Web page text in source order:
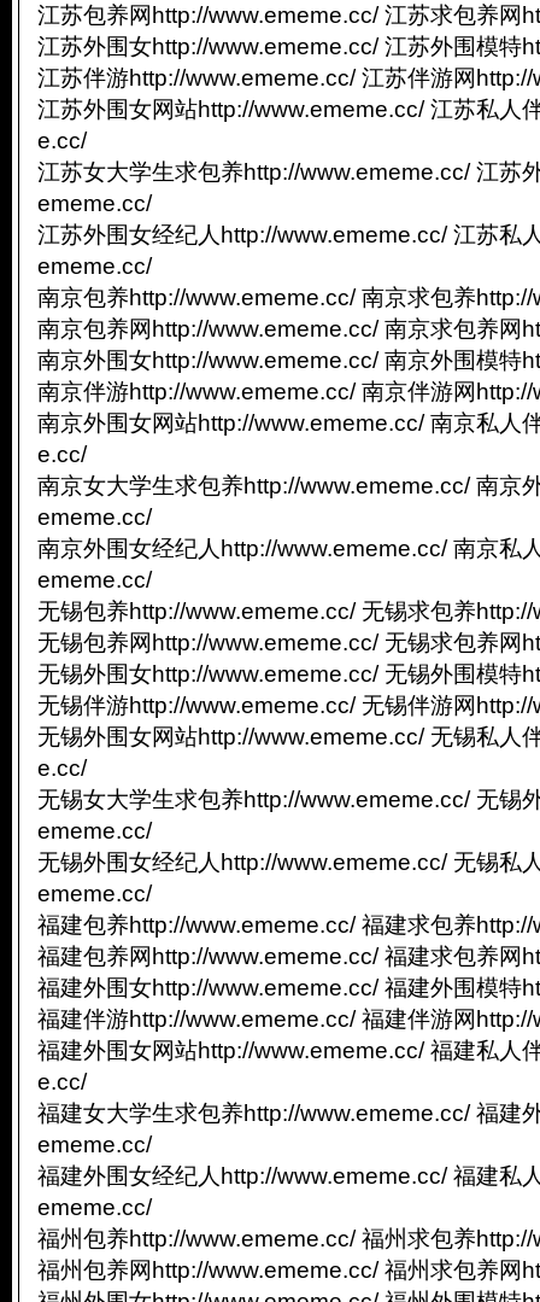
江苏包养网http://www.ememe.cc/ 江苏求包养网
江苏外围女http://www.ememe.cc/ 江苏外围模特
江苏伴游http://www.ememe.cc/ 江苏伴游网
江苏外围女网站http://www.ememe.cc/ 江苏私人
e.cc/
江苏女大学生求包养http://www.ememe.cc/ 江苏
ememe.cc/
江苏外围女经纪人http://www.ememe.cc/ 江苏私
ememe.cc/
南京包养http://www.ememe.cc/ 南京求包养
南京包养网http://www.ememe.cc/ 南京求包养网
南京外围女http://www.ememe.cc/ 南京外围模特
南京伴游http://www.ememe.cc/ 南京伴游网
南京外围女网站http://www.ememe.cc/ 南京私人
e.cc/
南京女大学生求包养http://www.ememe.cc/ 南京
ememe.cc/
南京外围女经纪人http://www.ememe.cc/ 南京私
ememe.cc/
无锡包养http://www.ememe.cc/ 无锡求包养
无锡包养网http://www.ememe.cc/ 无锡求包养网
无锡外围女http://www.ememe.cc/ 无锡外围模特
无锡伴游http://www.ememe.cc/ 无锡伴游网
无锡外围女网站http://www.ememe.cc/ 无锡私人
e.cc/
无锡女大学生求包养http://www.ememe.cc/ 无锡
ememe.cc/
无锡外围女经纪人http://www.ememe.cc/ 无锡私
ememe.cc/
福建包养http://www.ememe.cc/ 福建求包养
福建包养网http://www.ememe.cc/ 福建求包养网
福建外围女http://www.ememe.cc/ 福建外围模特
福建伴游http://www.ememe.cc/ 福建伴游网
福建外围女网站http://www.ememe.cc/ 福建私人
e.cc/
福建女大学生求包养http://www.ememe.cc/ 福建
ememe.cc/
福建外围女经纪人http://www.ememe.cc/ 福建私
ememe.cc/
福州包养http://www.ememe.cc/ 福州求包养
福州包养网http://www.ememe.cc/ 福州求包养网